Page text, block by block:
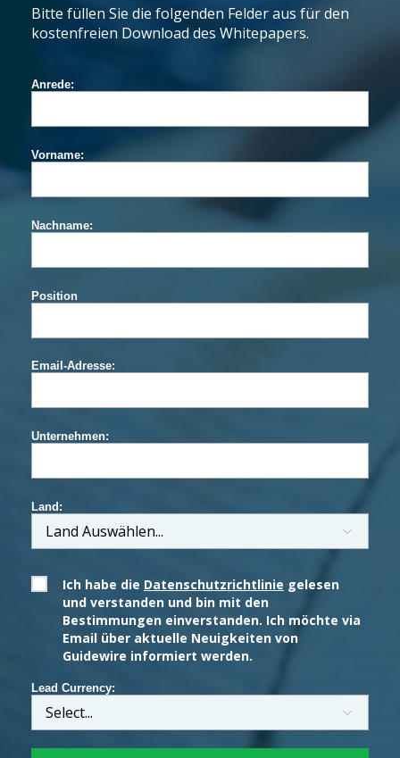
Bitte füllen Sie die folgenden Felder aus für den
kostenfreien Download des Whitepapers.
Anrede:
Vorname:
Nachname:
Position
Email-Adresse:
Unternehmen:
Land:
Ich habe die Datenschutzrichtlinie gelesen
und verstanden und bin mit den
Bestimmungen einverstanden. Ich möchte via
Email über aktuelle Neuigkeiten von
Guidewire informiert werden.
Lead Currency: